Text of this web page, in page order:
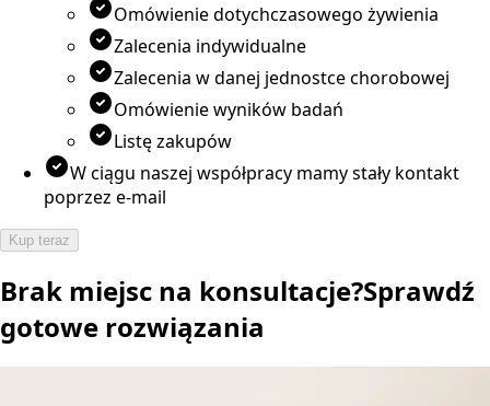
Omówienie dotychczasowego żywienia
Zalecenia indywidualne
Zalecenia w danej jednostce chorobowej
Omówienie wyników badań
Listę zakupów
W ciągu naszej współpracy mamy stały kontakt
poprzez e-mail
Kup teraz
Brak miejsc na konsultacje?Sprawdź
gotowe rozwiązania